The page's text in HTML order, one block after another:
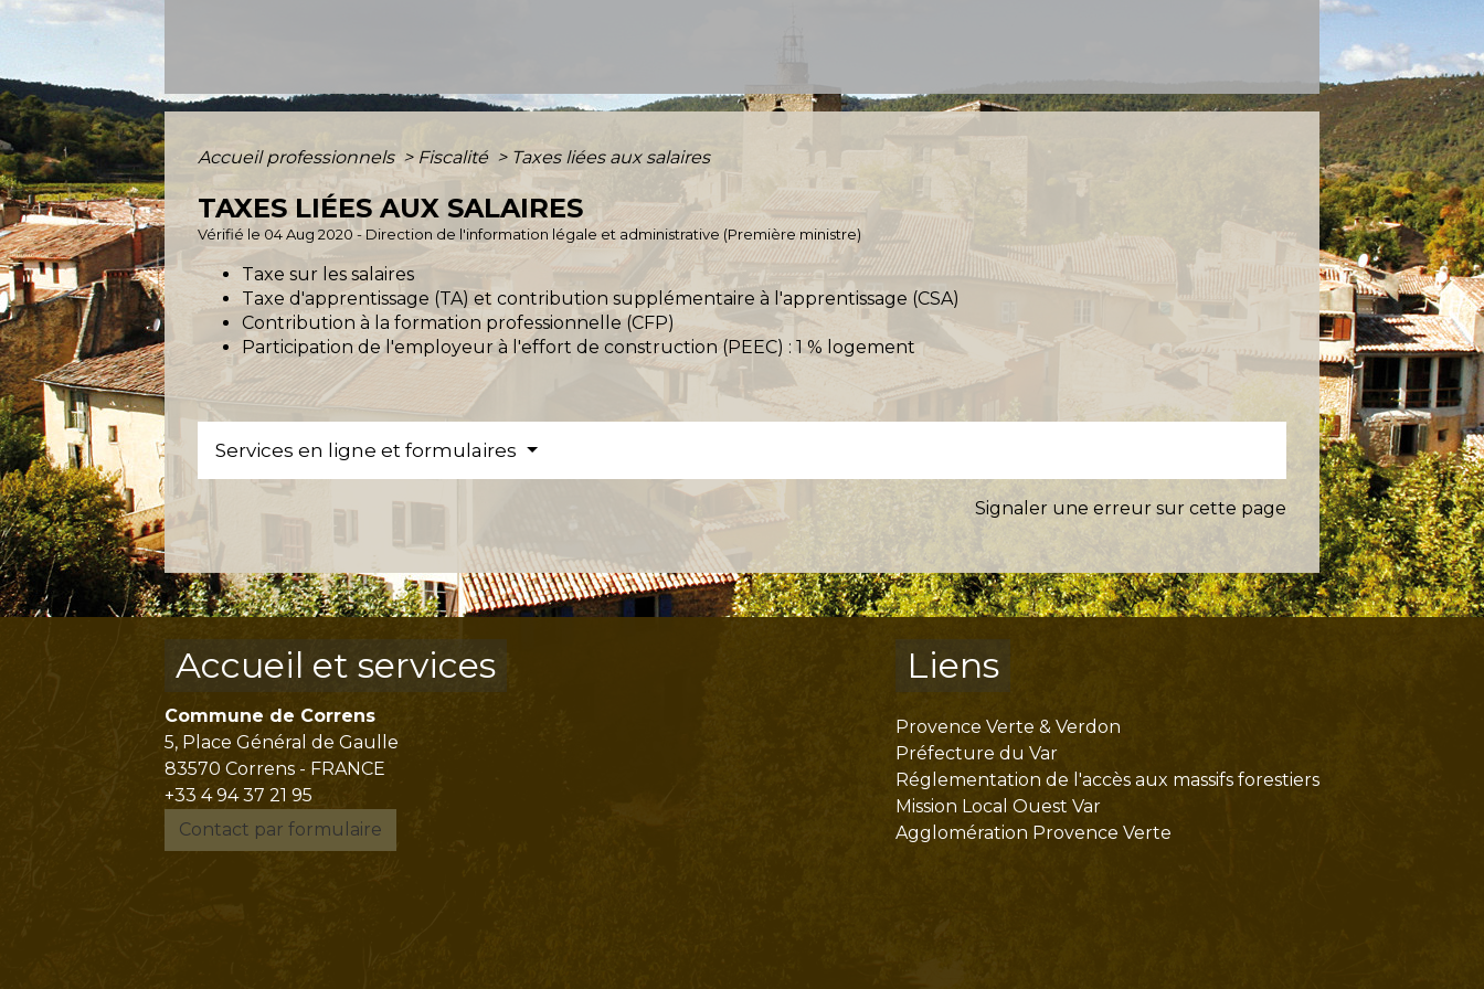
Accueil professionnels > Fiscalité > Taxes liées aux salaires
TAXES LIÉES AUX SALAIRES
Vérifié le 04 Aug 2020 - Direction de l'information légale et administrative (Première ministre)
Taxe sur les salaires
Taxe d'apprentissage (TA) et contribution supplémentaire à l'apprentissage (CSA)
Contribution à la formation professionnelle (CFP)
Participation de l'employeur à l'effort de construction (PEEC) : 1 % logement
Services en ligne et formulaires
Signaler une erreur sur cette page
Accueil et services
Commune de Correns
5, Place Général de Gaulle
83570 Correns - FRANCE
+33 4 94 37 21 95
Contact par formulaire
Liens
Provence Verte & Verdon
Préfecture du Var
Réglementation de l'accès aux massifs forestiers
Mission Local Ouest Var
Agglomération Provence Verte